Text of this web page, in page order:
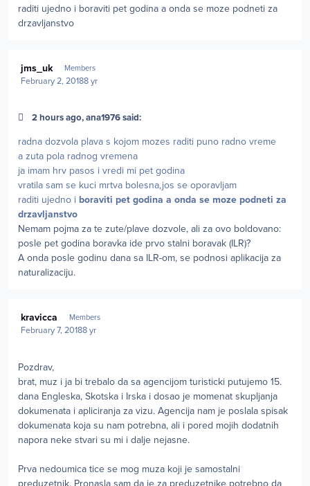
raditi ujedno i boraviti pet godina a onda se moze podneti za
drzavljanstvo
jms_uk Members
February 2, 20188 yr
2 hours ago, ana1976 said:
radna dozvola plava s kojom mozes raditi puno radno vreme
a zuta pola radnog vremena
ja imam hrv pasos i vredi mi pet godina
vratila sam se kuci mrtva bolesna,jos se oporavljam
raditi ujedno i boraviti pet godina a onda se moze podneti za
drzavljanstvo
Nemam pojma za te zute/plave dozvole, ali za ovo boldovano:
posle pet godina boravka ide prvo stalni boravak (ILR)?
A onda posle godinu dana sa ILR-om, se podnosi aplikacija za
naturalizaciju.
kravicca Members
February 7, 20188 yr
Pozdrav,
brat, muz i ja bi trebalo da sa agencijom turisticki putujemo 15.
dana Engleska, Skotska i Irska i dosao je momenat skupljanja
dokumenata i apliciranja za vizu. Agencija nam je poslala spisak
dokumenata koja su nam potrebna, ali i pored mojih dodatnih
napora neke stvari su mi i dalje nejasne.
Prva nedoumica tice se mog muza koji je samostalni